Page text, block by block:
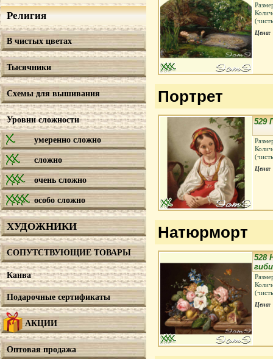
Религия
В чистых цветах
Тысячники
Схемы для вышивания
Уровни сложности
умеренно сложно
сложно
очень сложно
особо сложно
ХУДОЖНИКИ
СОПУТСТВУЮЩИЕ ТОВАРЫ
Канва
Подарочные сертификаты
АКЦИИ
Оптовая продажа
Цена:
Портрет
529
Цена:
Натюрморт
528
Цена: